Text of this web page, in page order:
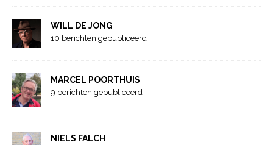
WILL DE JONG
10 berichten gepubliceerd
MARCEL POORTHUIS
9 berichten gepubliceerd
NIELS FALCH